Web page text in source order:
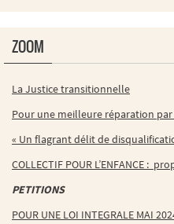
ZOOM
La Justice transitionnelle
Pour une meilleure réparation
« Un flagrant délit de
COLLECTIF POUR L’ENFANCE :
PETITIONS
POUR UNE LOI INTEGRALE MAI